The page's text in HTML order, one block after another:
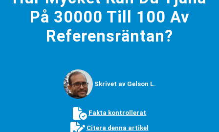
På 30000 Till 100 Av
Referensräntan?
Skrivet av Gelson L.
Fakta kontrollerat
Citera denna artikel